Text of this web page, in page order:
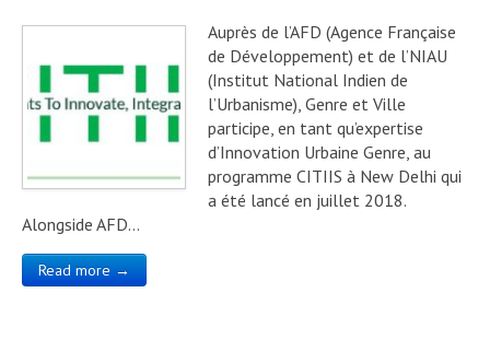
Auprès de l’AFD (Agence Française
de Développement) et de l’NIAU
(Institut National Indien de
l’Urbanisme), Genre et Ville
participe, en tant qu’expertise
d’Innovation Urbaine Genre, au
programme CITIIS à New Delhi qui
a été lancé en juillet 2018.
Alongside AFD…
Read more →